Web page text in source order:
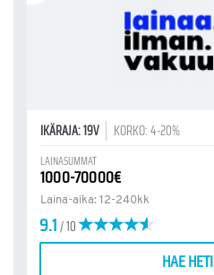
IKÄRAJA: 19V KORKO: 4-20%
LAINASUMMAT
1000-70000€
Laina-aika: 12-240kk
9.1/ 10
HAE HETI